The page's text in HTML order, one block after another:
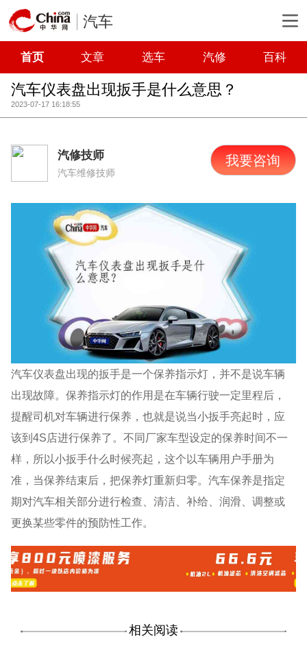
汽车
首页 文章 选车 汽修 百科
汽车仪表盘出现扳手是什么意思？
2023-07-17 16:18:55
汽修技师
汽车维修技师
我要咨询
汽车仪表盘出现的扳手是一个保养指示灯，并不是说车辆
出现故障。保养指示灯的作用是在车辆行驶一定里程后，
提醒司机对车辆进行保养，也就是说当小扳手亮起时，应
该到4S店进行保养了。不同厂家车型设定的保养时间不一
样，所以小扳手什么时候亮起，这个以车辆用户手册为
准，当保养结束后，把保养灯重新归零。汽车保养是指定
期对汽车相关部分进行检查、清洁、补给、润滑、调整或
更换某些零件的预防性工作。
相关阅读